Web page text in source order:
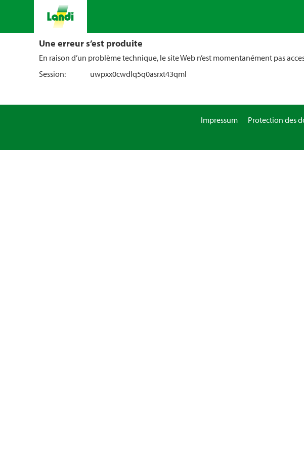
Une erreur s’est produite
En raison d’un problème technique, le site Web n’est momentanément pas
Session:
uwpxx0cwdlq5q0asrxt43qml
Impressum Protection des